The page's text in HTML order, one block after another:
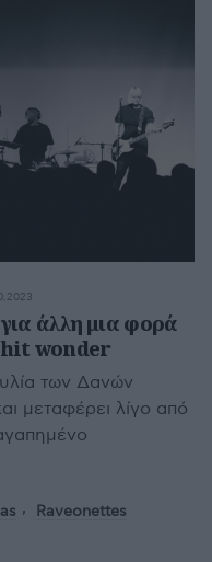
άλλη μια φορά
hit wonder
των Δανών
μεταφέρει λίγο από
Raveonettes